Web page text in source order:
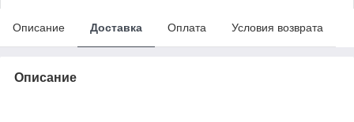
Описание Доставка Оплата Условия возврата
Описание